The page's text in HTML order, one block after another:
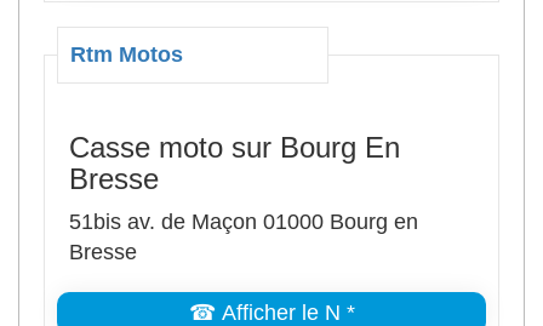
Rtm Motos
Casse moto sur Bourg En
Bresse
51bis av. de Maçon 01000 Bourg en
Bresse
☎ Afficher le N *